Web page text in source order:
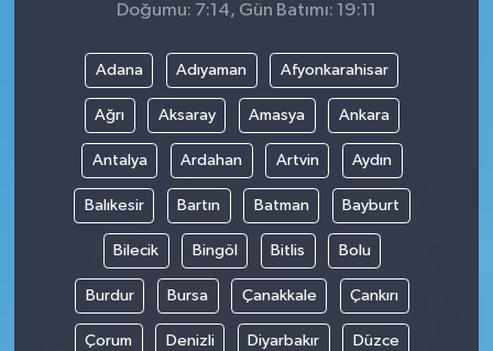
Doğumu: 7:14, Gün Batımı: 19:11
Adana Adıyaman Afyonkarahisar
Ağrı Aksaray Amasya Ankara
Antalya Ardahan Artvin Aydın
Balıkesir Bartın Batman Bayburt
Bilecik Bingöl Bitlis Bolu
Burdur Bursa Çanakkale Çankırı
Çorum Denizli Diyarbakır Düzce